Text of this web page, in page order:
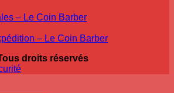
– Le Coin Barber
– Le Coin Barber
droits réservés